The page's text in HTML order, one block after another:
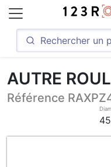
AUTRE
Référence
45